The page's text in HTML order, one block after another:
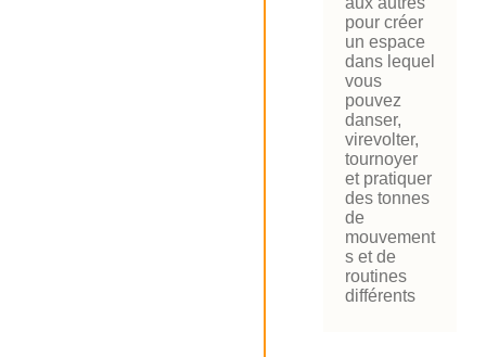
pour créer
un espace
dans lequel
vous
pouvez
danser,
virevolter,
tournoyer
et pratiquer
des tonnes
de
mouvement
s et de
routines
différents